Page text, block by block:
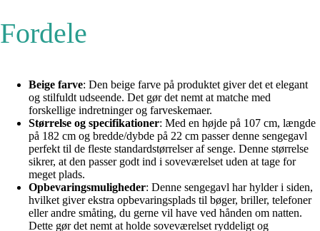
Fordele
Beige farve: Den beige farve på produktet giver det et elegant
og stilfuldt udseende. Det gør det nemt at matche med
forskellige indretninger og farveskemaer.
Størrelse og specifikationer: Med en højde på 107 cm, længde
på 182 cm og bredde/dybde på 22 cm passer denne sengegavl
perfekt til de fleste standardstørrelser af senge. Denne størrelse
sikrer, at den passer godt ind i soveværelset uden at tage for
meget plads.
Opbevaringsmuligheder: Denne sengegavl har hylder i siden,
hvilket giver ekstra opbevaringsplads til bøger, briller, telefoner
eller andre småting, du gerne vil have ved hånden om natten.
Dette gør det nemt at holde soveværelset ryddeligt og